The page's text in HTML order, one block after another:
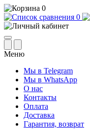
0
0
Меню
Мы в Telegram
Мы в WhatsApp
О нас
Контакты
Оплата
Доставка
Гарантия, возврат